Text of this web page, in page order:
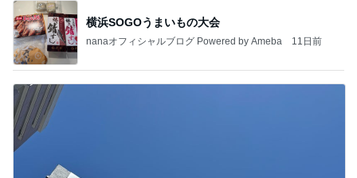
横浜SOGOうまいもの大会
nanaオフィシャルブログ Powered by Ameba 11日前